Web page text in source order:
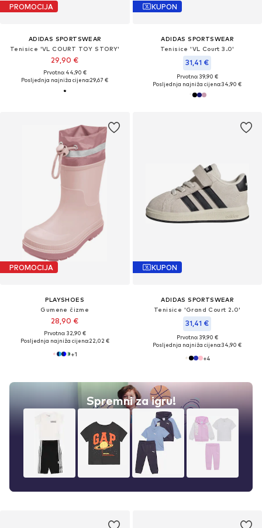
PROMOCIJA
ADIDAS SPORTSWEAR
Tenisice 'VL COURT TOY STORY'
29,90 €
Prvotno: 44,90 €
Posljednja najniža cijena:29,67 €
KUPON
ADIDAS SPORTSWEAR
Tenisice 'VL Court 3.0'
31,41 €
Prvotno: 39,90 €
Posljednja najniža cijena:34,90 €
PROMOCIJA
PLAYSHOES
Gumene čizme
28,90 €
Prvotno: 32,90 €
Posljednja najniža cijena:22,02 €
+1
Spremni za igru!
KUPON
ADIDAS SPORTSWEAR
Tenisice 'Grand Court 2.0'
31,41 €
Prvotno: 39,90 €
Posljednja najniža cijena:34,90 €
+4